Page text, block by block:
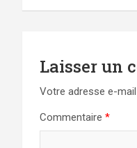
Laisser un
Votre adresse e-
Commentaire *